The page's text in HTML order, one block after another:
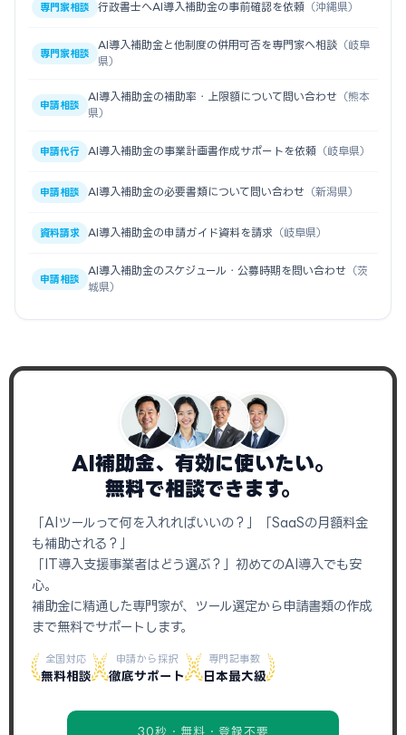
専門家相談 行政書士へAI導入補助金の事前確認を依頼 （沖縄県）
専門家相談
AI導入補助金と他制度の併用可否を専門家へ相談 （岐阜
県）
申請相談
AI導入補助金の補助率・上限額について問い合わせ （熊本
県）
申請代行 AI導入補助金の事業計画書作成サポートを依頼 （岐阜県）
申請相談 AI導入補助金の必要書類について問い合わせ （新潟県）
資料請求 AI導入補助金の申請ガイド資料を請求 （岐阜県）
申請相談
AI導入補助金のスケジュール・公募時期を問い合わせ （茨
城県）
AI補助金、有効に使いたい。
無料で相談できます。
「AIツールって何を入れればいいの？」「SaaSの月額料金
も補助される？」
「IT導入支援事業者はどう選ぶ？」初めてのAI導入でも安
心。
補助金に精通した専門家が、ツール選定から申請書類の作成
まで無料でサポートします。
全国対応
無料相談
申請から採択
徹底サポート
専門記事数
日本最大級
30秒・無料・登録不要